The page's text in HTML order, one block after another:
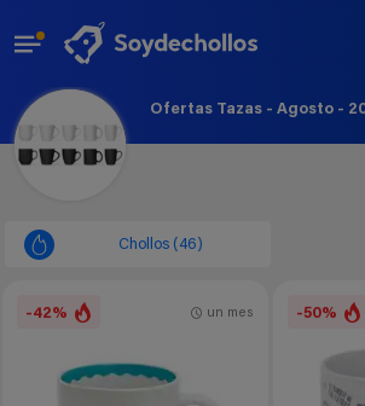
Ofertas Tazas - Agosto -
Chollos (46)
-42% un mes -50%